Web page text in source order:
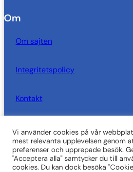
Om
Om sajten
Integritetspolicy
Kontakt
SkrivarSidan behöver dig!
Vi är i behov att ekonomiskt stöd
Vi använder cookies på vår
mest relevanta upplevelsen genom
preferenser och upprepade besök.
"Acceptera alla" samtycker du till
cookies. Du kan dock besöka